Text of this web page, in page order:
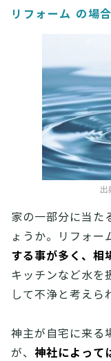
リフォーム の場合
出
家の一部分に当た
ょうか。リフォー
する事が多く、
キッチンなど水を
して不浄と考えら
神主が自宅に来る
が、 神社によって